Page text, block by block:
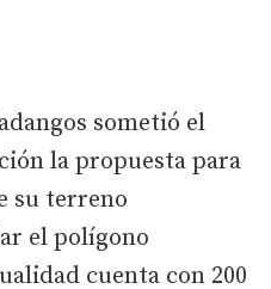
sometió el
la propuesta para
su terreno
el polígono
cuenta con 200